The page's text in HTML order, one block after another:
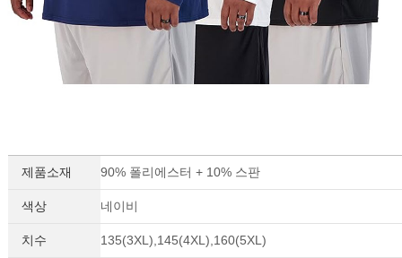
제품소재 90% 폴리에스터 + 10% 스판
색상 네이비
치수 135(3XL),145(4XL),160(5XL)